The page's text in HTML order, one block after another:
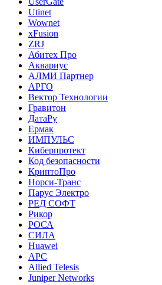
Utinet
Wownet
xFusion
ZRJ
Абитех Про
Аквариус
АЛМИ Партнер
АРГО
Вектор Технологии
Гравитон
ДатаРу
Ермак
ИМПУЛЬС
Киберпротект
Код безопасности
КриптоПро
Норси-Транс
Парус Электро
РЕД СОФТ
Рикор
РОСА
СИЛА
Huawei
APC
Allied Telesis
Juniper Networks